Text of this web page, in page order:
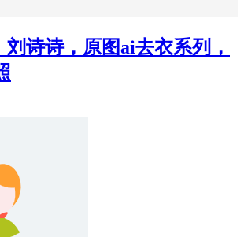
诗诗，原图ai去衣系列，